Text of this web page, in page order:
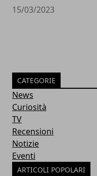
15/03/2023
CATEGORIE
News
Curiosità
TV
Recensioni
Notizie
Eventi
ARTICOLI POPOLARI